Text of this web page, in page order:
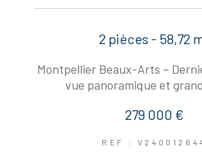
2 pièces - 58,72
Montpellier Beaux-Arts –
vue panoramique et
279 000 €
REF :